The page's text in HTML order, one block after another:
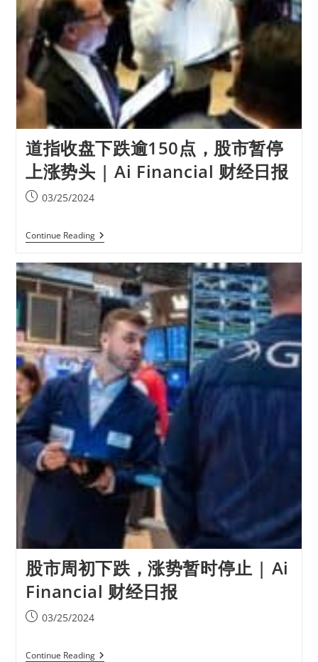
道指收盘下跌逾150点，股市暂停
上涨势头 | Ai Financial 财经日报
03/25/2024
Continue Reading
股市周初下跌，涨势暂时停止 | Ai
Financial 财经日报
03/25/2024
Continue Reading